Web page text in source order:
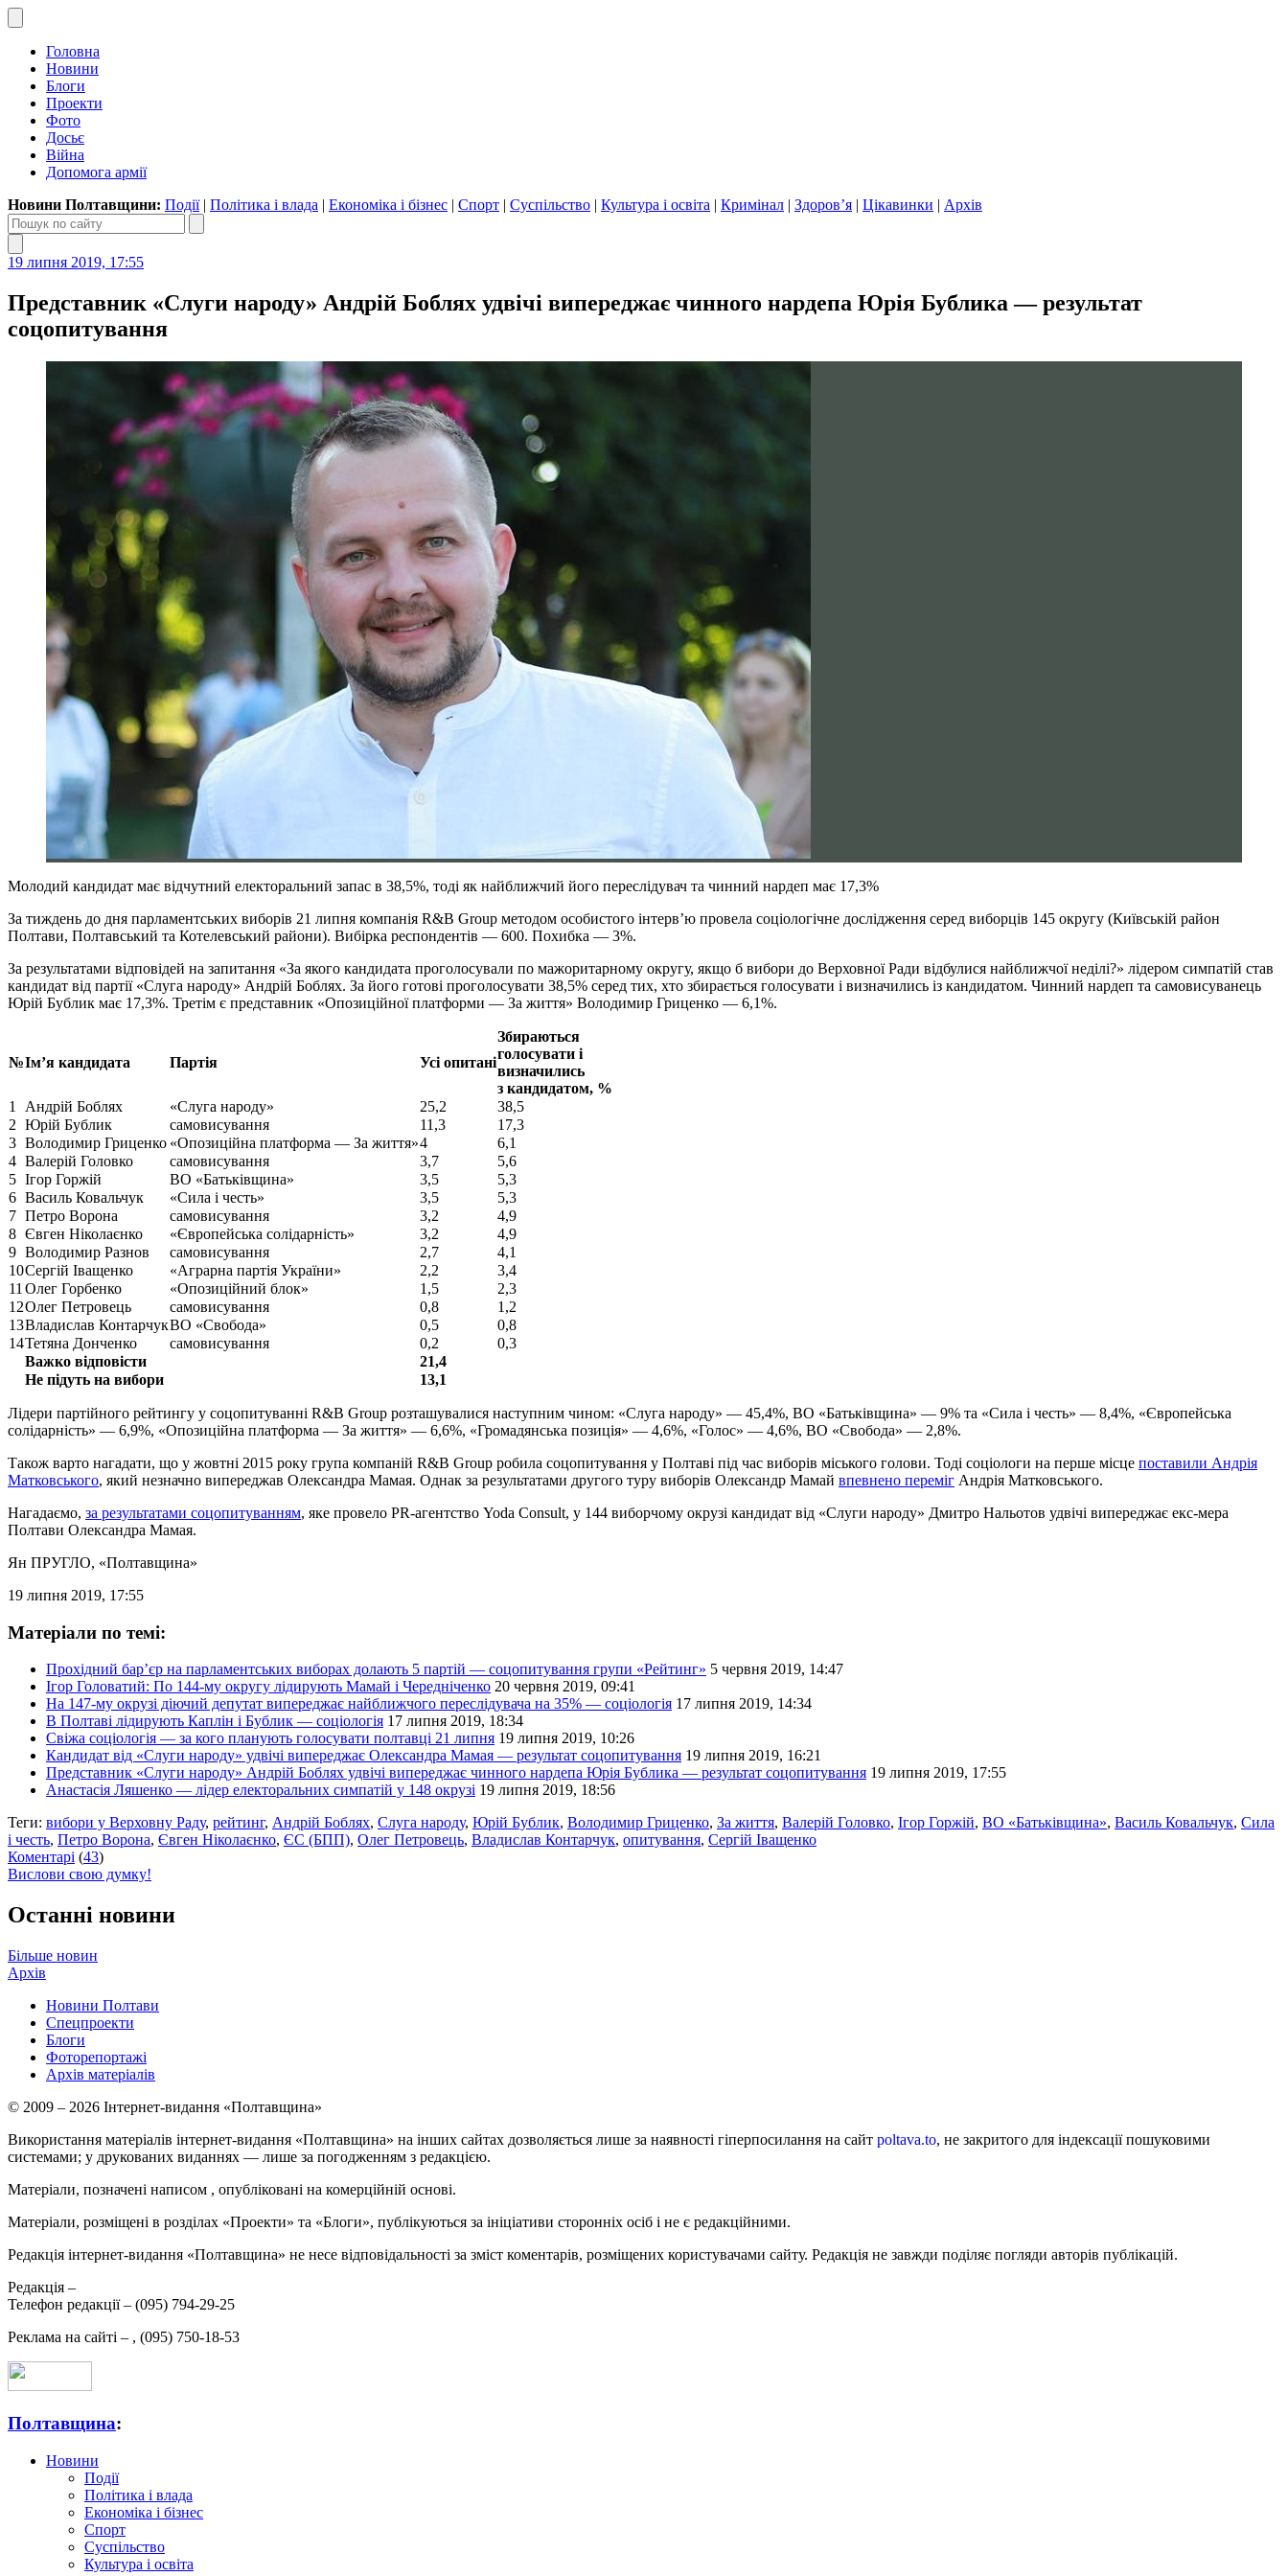
Головна
Новини
Блоги
Проекти
Фото
Досьє
Війна
Допомога армії
Новини Полтавщини: Події| Політика і влада | Економіка і бізнес | Спорт | Суспільство | Культура і освіта | Кримінал | Здоров’я | Цікавинки | Архів
19 липня 2019, 17:55
Представник «Слуги народу» Андрій Боблях удвічі випереджає чинного нардепа Юрія Бублика — результат
соцопитування
Молодий кандидат має відчутний електоральний запас в 38,5%, тоді як найближчий його переслідувач та чинний нардеп має 17,3%
За тиждень до дня парламентських виборів 21 липня компанія R&B Group методом особистого інтерв’ю провела соціологічне дослідження серед виборців 145 округу (Київській район
Полтави, Полтавський та Котелевський райони). Вибірка респондентів — 600. Похибка — 3%.
За результатами відповідей на запитання «За якого кандидата проголосували по мажоритарному округу, якщо б вибори до Верховної Ради відбулися найближчої неділі?» лідером симпатій став
кандидат від партії «Слуга народу» Андрій Боблях. За його готові проголосувати 38,5% серед тих, хто збирається голосувати і визначились із кандидатом. Чинний нардеп та самовисуванець
Юрій Бублик має 17,3%. Третім є представник «Опозиційної платформи — За життя» Володимир Гриценко — 6,1%.
№Ім’я кандидата Партія Усі опитані
Збираються
голосувати і
визначились
з кандидатом, %
1
Андрій Боблях «Слуга народу» 25,2
38,5
2 Юрій Бублик самовисування 11,3
17,3
3 Володимир Гриценко «Опозиційна платформа — За життя»4
6,1
4 Валерій Головко самовисування 3,7
5,6
5 Ігор Горжій ВО «Батьківщина» 3,5
5,3
6 Василь Ковальчук «Сила і честь» 3,5
5,3
7 Петро Ворона самовисування 3,2
4,9
8 Євген Ніколаєнко «Європейська солідарність» 3,2
4,9
9 Володимир Разнов самовисування 2,7
4,1
10Сергій Іващенко «Аграрна партія України» 2,2
3,4
11 Олег Горбенко «Опозиційний блок» 1,5
2,3
12Олег Петровець самовисування 0,8
1,2
13Владислав КонтарчукВО «Свобода» 0,5
0,8
14Тетяна Донченко самовисування 0,2
0,3
Важко відповісти
21,4
Не підуть на вибори
13,1
Лідери партійного рейтингу у соцопитуванні R&B Group розташувалися наступним чином: «Слуга народу» — 45,4%, ВО «Батьківщина» — 9% та «Сила і честь» — 8,4%, «Європейська
солідарність» — 6,9%, «Опозиційна платформа — За життя» — 6,6%, «Громадянська позиція» — 4,6%, «Голос» — 4,6%, ВО «Свобода» — 2,8%.
Також варто нагадати, що у жовтні 2015 року група компаній R&B Group робила соцопитування у Полтаві під час виборів міського голови. Тоді соціологи на перше місце поставили Андрія
Матковського, який незначно випереджав Олександра Мамая. Однак за результатами другого туру виборів Олександр Мамай впевнено переміг Андрія Матковського.
Нагадаємо, за результатами соцопитуванням, яке провело PR-агентство Yoda Consult, у 144 виборчому окрузі кандидат від «Слуги народу» Дмитро Нальотов удвічі випереджає екс-мера
Полтави Олександра Мамая.
Ян ПРУГЛО, «Полтавщина»
19 липня 2019, 17:55
Матеріали по темі:
Прохідний бар’єр на парламентських виборах долають 5 партій — соцопитування групи «Рейтинг» 5 червня 2019, 14:47
Ігор Головатий: По 144-му округу лідирують Мамай і Чередніченко 20 червня 2019, 09:41
На 147-му окрузі діючий депутат випереджає найближчого переслідувача на 35% — соціологія 17 липня 2019, 14:34
В Полтаві лідирують Каплін і Бублик — соціологія 17 липня 2019, 18:34
Свіжа соціологія — за кого планують голосувати полтавці 21 липня 19 липня 2019, 10:26
Кандидат від «Слуги народу» удвічі випереджає Олександра Мамая — результат соцопитування 19 липня 2019, 16:21
Представник «Слуги народу» Андрій Боблях удвічі випереджає чинного нардепа Юрія Бублика — результат соцопитування 19 липня 2019, 17:55
Анастасія Ляшенко — лідер електоральних симпатій у 148 окрузі 19 липня 2019, 18:56
Теги: вибори у Верховну Раду, рейтинг, Андрій Боблях, Слуга народу, Юрій Бублик, Володимир Гриценко, За життя, Валерій Головко, Ігор Горжій, ВО «Батьківщина», Василь Ковальчук, Сила
і честь, Петро Ворона, Євген Ніколаєнко, ЄС (БПП), Олег Петровець, Владислав Контарчук, опитування, Сергій Іващенко
Коментарі (43)
Вислови свою думку!
Останні новини
Більше новин
Архів
Новини Полтави
Спецпроекти
Блоги
Фоторепортажі
Архів матеріалів
© 2009 – 2026 Інтернет-видання «Полтавщина»
Використання матеріалів інтернет-видання «Полтавщина» на інших сайтах дозволяється лише за наявності гіперпосилання на сайт poltava.to, не закритого для індексації пошуковими
системами; у друкованих виданнях — лише за погодженням з редакцією.
Матеріали, позначені написом , опубліковані на комерційній основі.
Матеріали, розміщені в розділах «Проекти» та «Блоги», публікуються за ініціативи сторонніх осіб і не є редакційними.
Редакція інтернет-видання «Полтавщина» не несе відповідальності за зміст коментарів, розміщених користувачами сайту. Редакція не завжди поділяє погляди авторів публікацій.
Редакція –
Телефон редакції – (095) 794-29-25
Реклама на сайті – , (095) 750-18-53
Полтавщина:
Новини
Події
Політика і влада
Економіка і бізнес
Спорт
Суспільство
Культура і освіта